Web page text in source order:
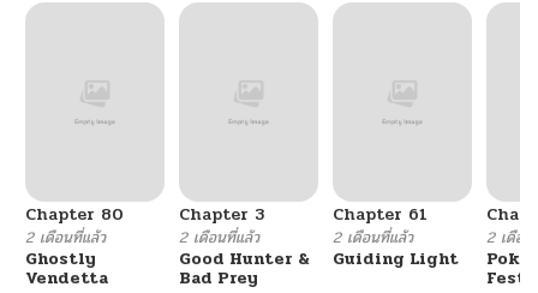
Chapter 80
2 เดือนที่แล้ว
Ghostly
Vendetta
Chapter 3
2 เดือนที่แล้ว
Good Hunter &
Bad Prey
Chapter 61
2 เดือนที่แล้ว
Guiding Light
2 เดือน